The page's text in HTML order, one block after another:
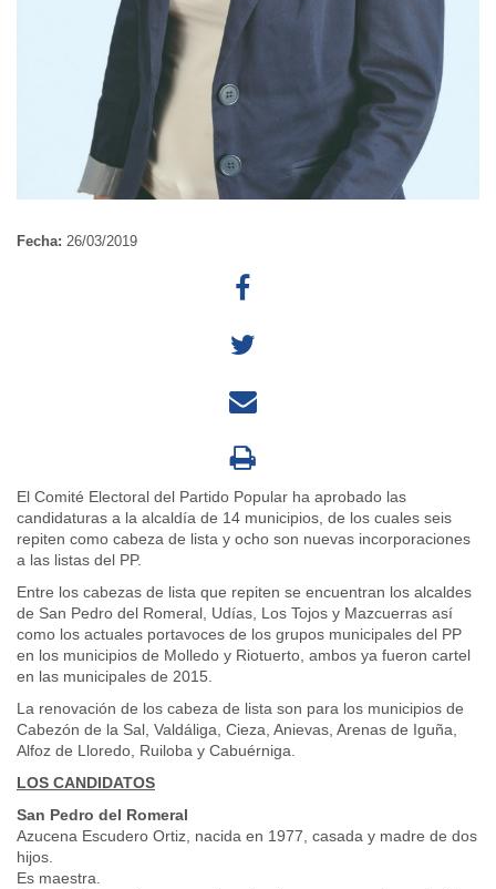
Fecha: 26/03/2019
El Comité Electoral del Partido Popular ha aprobado las
candidaturas a la alcaldía de 14 municipios, de los cuales seis
repiten como cabeza de lista y ocho son nuevas incorporaciones
a las listas del PP.
Entre los cabezas de lista que repiten se encuentran los alcaldes
de San Pedro del Romeral, Udías, Los Tojos y Mazcuerras así
como los actuales portavoces de los grupos municipales del PP
en los municipios de Molledo y Riotuerto, ambos ya fueron cartel
en las municipales de 2015.
La renovación de los cabeza de lista son para los municipios de
Cabezón de la Sal, Valdáliga, Cieza, Anievas, Arenas de Iguña,
Alfoz de Lloredo, Ruiloba y Cabuérniga.
LOS CANDIDATOS
San Pedro del Romeral
Azucena Escudero Ortiz, nacida en 1977, casada y madre de dos
hijos.
Es maestra.